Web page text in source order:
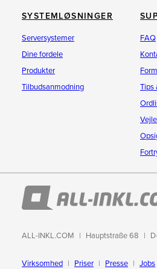
SYSTEMLØSNINGER
Serversystemer
Dine fordele
Produkter
Tilbudsanmodning
FAQ
Tips
ALL-INKL.COM Hauptstraße 68
Virksomhed Priser Presse Jobs